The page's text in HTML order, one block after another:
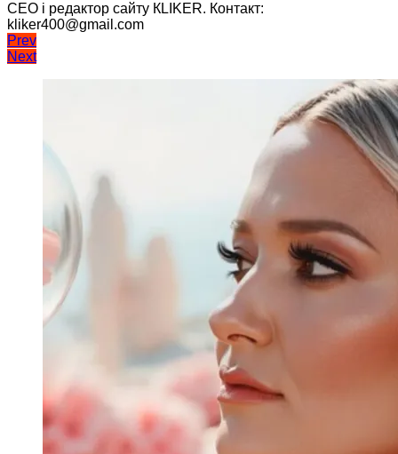
CEO і редактор сайту КLIKER. Контакт:
kliker400@gmail.com
Навігація
записів
Prev
Next